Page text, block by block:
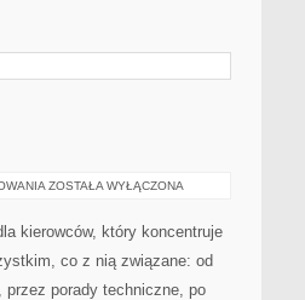
OPEL
ZOSTAŁA WYŁĄCZONA
kierowców, który koncentruje
co z nią związane: od
porady techniczne, po